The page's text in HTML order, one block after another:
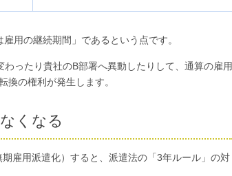
用の継続期間」であるという点です。
ったり貴社のB部署へ異動したりして、通算の雇用
換の権利が発生します。
くなる
雇用派遣化）すると、派遣法の「3年ルール」の対